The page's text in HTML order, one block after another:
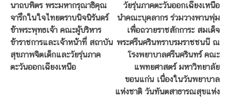
นาถบพิตร พระมหากรุณาธิคุณ
จารึกในใจไทยตราบนิจนิรันดร์
ข้าพระพุทธเจ้า คณะผู้บริหาร
ข้าราชการและเจ้าหน้าที่ สถาบัน
สุขภาพจิตเด็กและวัยรุ่นภาค
ตะวันออกเฉียงเหนือ
วัยรุ่นภาคตะวันออกเฉียงเหนือ
นำคณะบุคลากร ร่วมวางพานพุ่ม
เพื่อถวายราชสักการะ สมเด็จ
พระศรีนครินทราบรมราชชนนี ณ
โรงพยาบาลศรีนครินทร์ คณะ
แพทยศาสตร์ มหาวิทยาลัย
ขอนแก่น เนื่องในวันพยาบาล
แห่งชาติ วันทันตสาธารณสุขแห่ง